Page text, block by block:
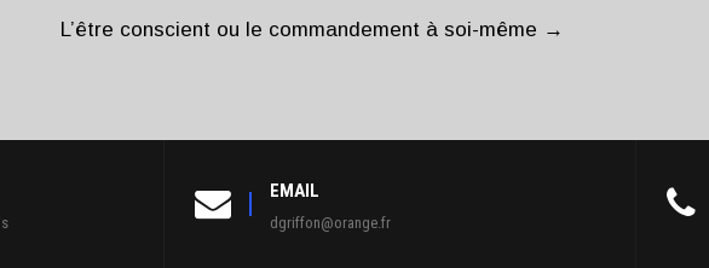
L’être conscient ou le commandement à soi-même →
EMAIL
dgriffon@orange.fr